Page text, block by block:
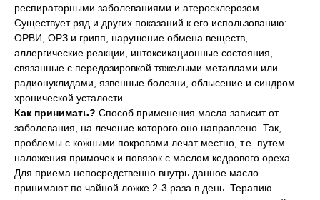
респираторными заболеваниями и атеросклерозом.
Существует ряд и других показаний к его использованию:
ОРВИ, ОРЗ и грипп, нарушение обмена веществ,
аллергические реакции, интоксикационные состояния,
связанные с передозировкой тяжелыми металлами или
радионуклидами, язвенные болезни, облысение и синдром
хронической усталости.
Как принимать? Способ применения масла зависит от
заболевания, на лечение которого оно направлено. Так,
проблемы с кожными покровами лечат местно, т.е. путем
наложения примочек и повязок с маслом кедрового ореха.
Для приема непосредственно внутрь данное масло
принимают по чайной ложке 2-3 раза в день. Терапию